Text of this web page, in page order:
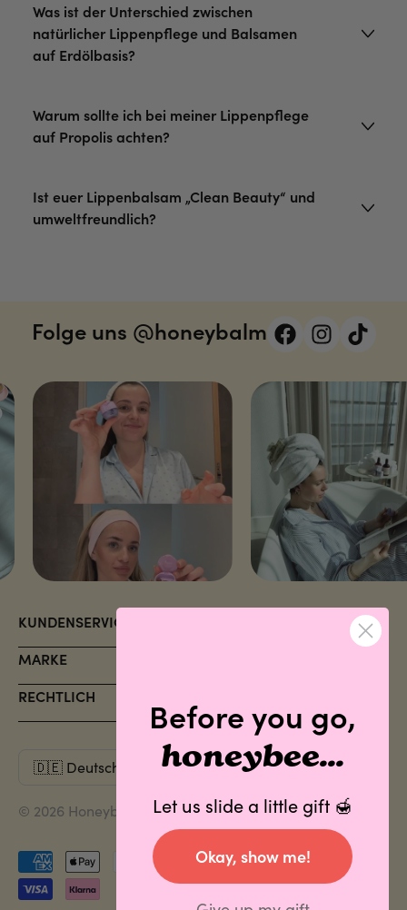
Was ist der Unterschied zwischen
natürlicher Lippenpflege und Balsamen
auf Erdölbasis?
Warum sollte ich bei meiner Lippenpflege
auf Propolis achten?
Ist euer Lippenbalsam „Clean Beauty“ und
umweltfreundlich?
Folge uns @honeybalm
KUNDENSERVICE
MARKE
RECHTLICH
© 2026 Honeybalm. Alle Rechte vorbehalten.
Akzeptierte
Zahlungen
Before you go,
honeybee...
Let us slide a little gift 🍯
Okay, show me!